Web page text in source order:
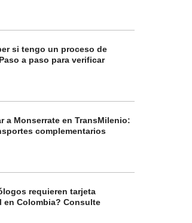
si tengo un proceso de
a paso para verificar
a Monserrate en TransMilenio:
complementarios
requieren tarjeta
en Colombia? Consulte